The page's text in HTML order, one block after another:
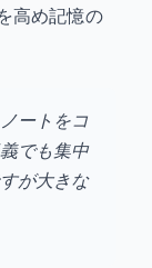
高め記憶の
ートをコ
でも集中
が大きな